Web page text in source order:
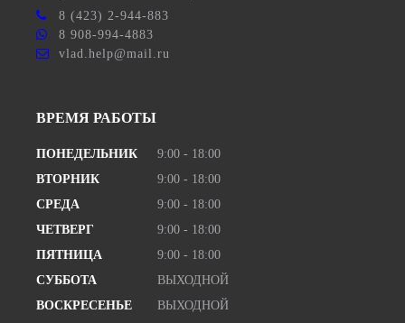
8 (423) 2-944-883
8 908-994-4883
vlad.help@mail.ru
ВРЕМЯ РАБОТЫ
ПОНЕДЕЛЬНИК
9:00 - 18:00
ВТОРНИК
9:00 - 18:00
СРЕДА
9:00 - 18:00
ЧЕТВЕРГ
9:00 - 18:00
ПЯТНИЦА
9:00 - 18:00
СУББОТА
ВЫХОДНОЙ
ВОСКРЕСЕНЬЕ
ВЫХОДНОЙ